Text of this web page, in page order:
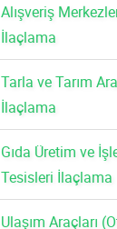
Alışveriş
İlaçlama
Tarla ve Tarım
İlaçlama
Gıda Üretim ve
Tesisleri İlaçlama
Ulaşım Araçları